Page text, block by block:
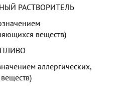
РАСТВОРИТЕЛЬ
веществ)
аллергических,